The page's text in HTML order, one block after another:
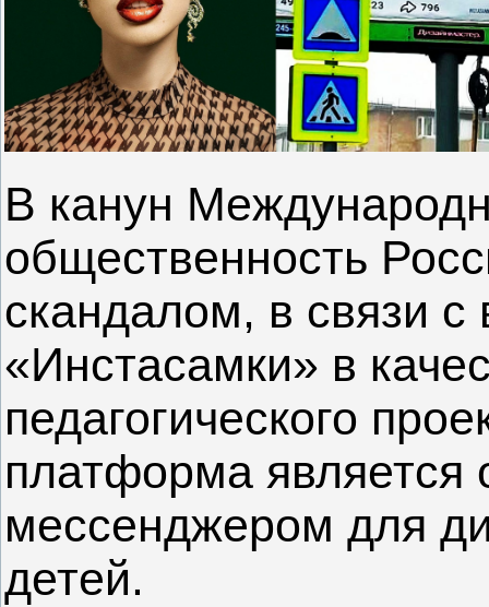
В канун
общественность
скандалом, в связи
«Инстасамки» в
педагогического
платформа
мессенджером для
детей.